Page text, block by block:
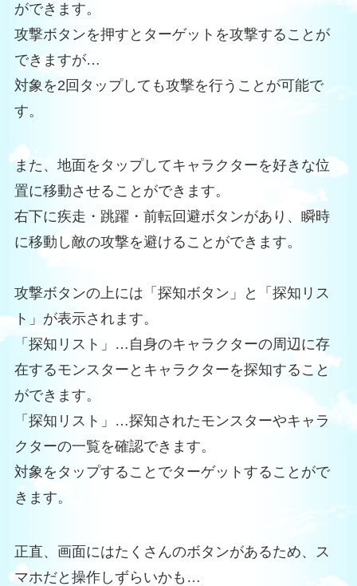
ができます。
攻撃ボタンを押すとターゲットを攻撃することが
できますが…
対象を2回タップしても攻撃を行うことが可能で
す。
また、地面をタップしてキャラクターを好きな位
置に移動させることができます。
右下に疾走・跳躍・前転回避ボタンがあり、瞬時
に移動し敵の攻撃を避けることができます。
攻撃ボタンの上には「探知ボタン」と「探知リス
ト」が表示されます。
「探知リスト」…自身のキャラクターの周辺に存
在するモンスターとキャラクターを探知すること
ができます。
「探知リスト」…探知されたモンスターやキャラ
クターの一覧を確認できます。
対象をタップすることでターゲットすることがで
きます。
正直、画面にはたくさんのボタンがあるため、ス
マホだと操作しずらいかも…